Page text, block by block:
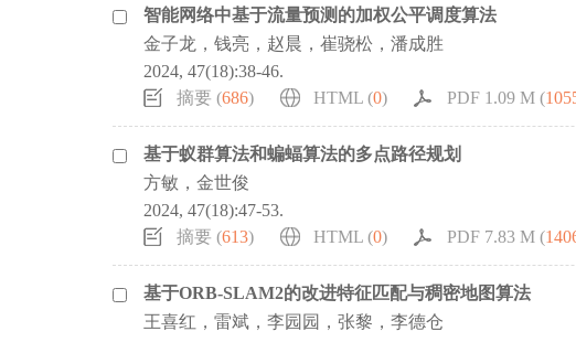
智能网络中基于流量预测的加权公平调度算法
金子龙，钱亮，赵晨，崔骁松，潘成胜
2024, 47(18):38-46.
摘要 (686) HTML (0) PDF 1.09 M (
基于蚁群算法和蝙蝠算法的多点路径规划
方敏，金世俊
2024, 47(18):47-53.
摘要 (613) HTML (0) PDF 7.83 M (
基于ORB-SLAM2的改进特征匹配与稠密地图算法
王喜红，雷斌，李园园，张黎，李德仓